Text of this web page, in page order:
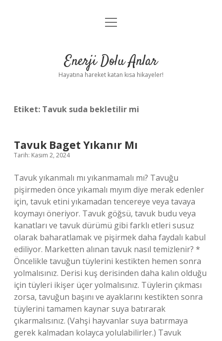
Anasayfa
Yasal Uyarı
menüyü
Enerji Dolu Anlar
Hayatına hareket katan kısa hikayeler!
Etiket: Tavuk suda bekletilir mi
Tavuk Baget Yıkanır Mı
Tarih: Kasım 2, 2024
Tavuk yıkanmalı mı yıkanmamalı mı? Tavuğu
pişirmeden önce yıkamalı mıyım diye merak edenler
için, tavuk etini yıkamadan tencereye veya tavaya
koymayı öneriyor. Tavuk göğsü, tavuk budu veya
kanatları ve tavuk dürümü gibi farklı etleri susuz
olarak baharatlamak ve pişirmek daha faydalı kabul
ediliyor. Marketten alınan tavuk nasıl temizlenir? *
Öncelikle tavuğun tüylerini kestikten hemen sonra
yolmalısınız. Derisi kuş derisinden daha kalın olduğu
için tüyleri ikişer üçer yolmalısınız. Tüylerin çıkması
zorsa, tavuğun başını ve ayaklarını kestikten sonra
tüylerini tamamen kaynar suya batırarak
çıkarmalısınız. (Vahşi hayvanlar suya batırmaya
gerek kalmadan kolayca yolulabilirler.) Tavuk